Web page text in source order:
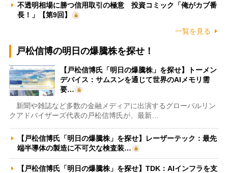
不透明相場に勝つ信用取引の極意 投資コミック「俺がカブ番
長！」【第9回】
一覧を見る
戸松信博の明日の爆騰株を探せ！
【戸松信博氏「明日の爆騰株」を探せ】トーメン
デバイス：サムスンを通じて世界のAIメモリ需
要…
新聞や雑誌など多数の金融メディアに出演するグローバルリン
クアドバイザーズ代表の戸松信博氏が、最新…
【戸松信博氏「明日の爆騰株」を探せ】レーザーテック：最先
端半導体の製造に不可欠な検査装…
【戸松信博氏「明日の爆騰株」を探せ】TDK：AIインフラを支